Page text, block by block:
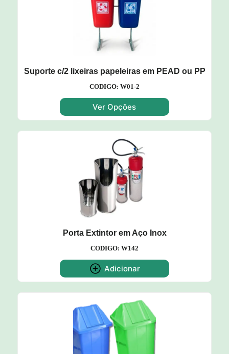
Suporte c/2 lixeiras papeleiras em PEAD ou PP
CODIGO: W01-2
Ver Opções
Porta Extintor em Aço Inox
CODIGO: W142
Adicionar